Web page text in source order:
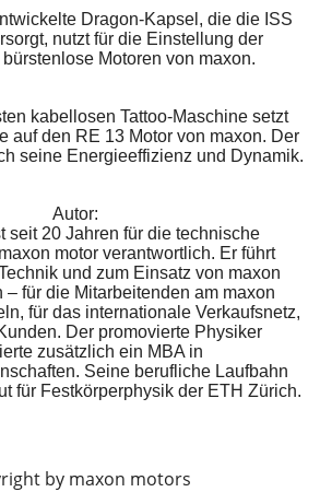
Dragon-Kapsel, die die ISS
nutzt für die Einstellung der
Motoren von maxon.
kabellosen Tattoo-Maschine setzt
auf den RE 13 Motor von maxon. Der
seine Energieeffizienz und Dynamik.
Autor:
seit 20 Jahren für die technische
motor verantwortlich. Er führt
und zum Einsatz von maxon
– für die Mitarbeitenden am maxon
für das internationale Verkaufsnetz,
Der promovierte Physiker
zusätzlich ein MBA in
Seine berufliche Laufbahn
für Festkörperphysik der ETH Zürich.
by maxon motors